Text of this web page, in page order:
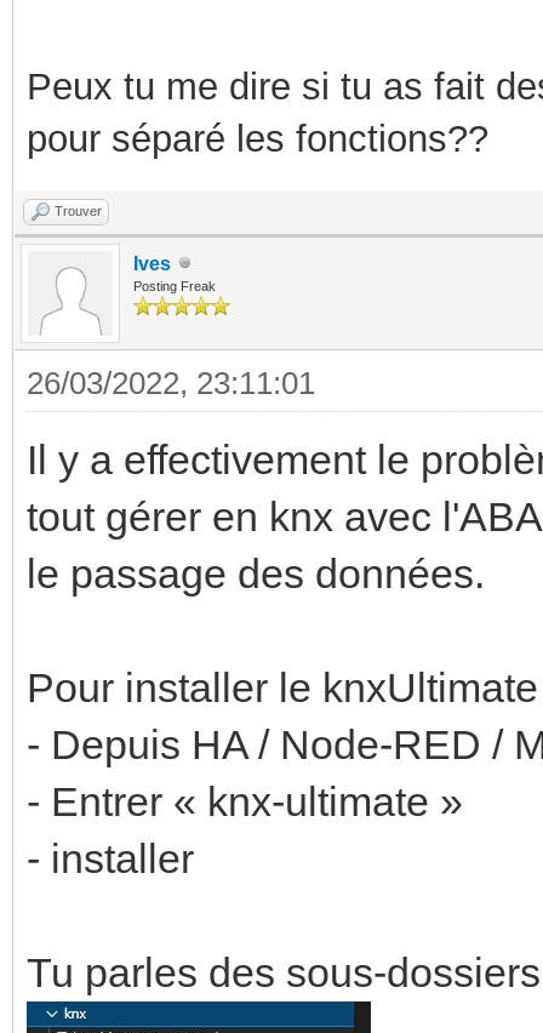
Peux tu me dire si tu as fait
pour séparé les fonctions??
Trouver
Ives
Posting Freak
26/03/2022, 23:11:01
Il y a effectivement le
tout gérer en knx avec
le passage des données.
Pour installer le
- Depuis HA / Node-RED /
- Entrer « knx-ultimate »
- installer
Tu parles des sous-